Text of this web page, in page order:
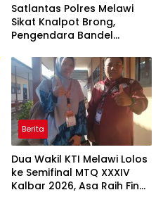
Satlantas Polres Melawi
Sikat Knalpot Brong,
Pengendara Bandel
Berita
Dua Wakil KTI Melawi Lolos
ke Semifinal MTQ XXXIV
Kalbar 2026, Asa Raih Final